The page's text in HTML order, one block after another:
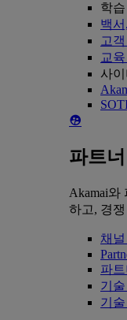
학습
백
고객
교
사
파트너
Akamai와
하고, 경
채
파트
기
기